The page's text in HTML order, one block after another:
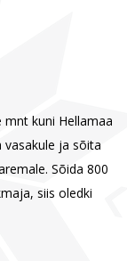
mnt kuni Hellamaa
ja sõita
Sõida 800
siis oledki